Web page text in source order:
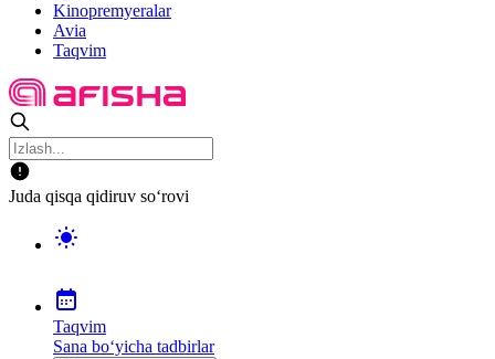
Kinopremyeralar
Avia
Taqvim
Juda qisqa qidiruv so‘rovi
Taqvim
Sana bo‘yicha tadbirlar